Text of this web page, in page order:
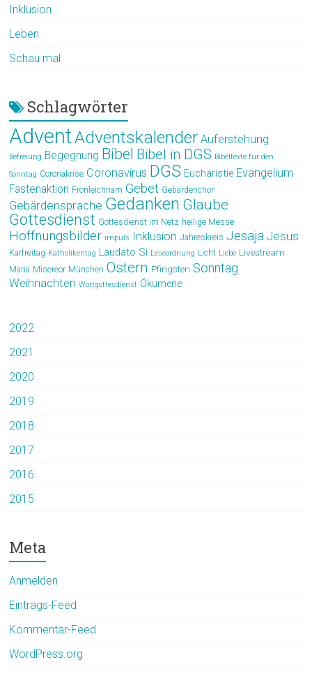
Inklusion
Leben
Schau mal
Schlagwörter
AdventAdventskalender Auferstehung
Befreiung Begegnung Bibel Bibel in DGS Bibeltexte für den
Sonntag Coronakrise Coronavirus DGS Eucharistie Evangelium
Fastenaktion Fronleichnam Gebet Gebärdenchor
Gebärdensprache Gedanken Glaube
Gottesdienst Gottesdienst im Netz heilige Messe
Hoffnungsbilder impuls Inklusion Jahreskreis Jesaja Jesus
Karfreitag Katholikentag Laudato Si Leseordnung Licht Liebe Livestream
Maria Misereor München Ostern Pfingsten Sonntag
Weihnachten Wortgottesdienst Ökumene
2022
2021
2020
2019
2018
2017
2016
2015
Meta
Anmelden
Eintrags-Feed
Kommentar-Feed
WordPress.org